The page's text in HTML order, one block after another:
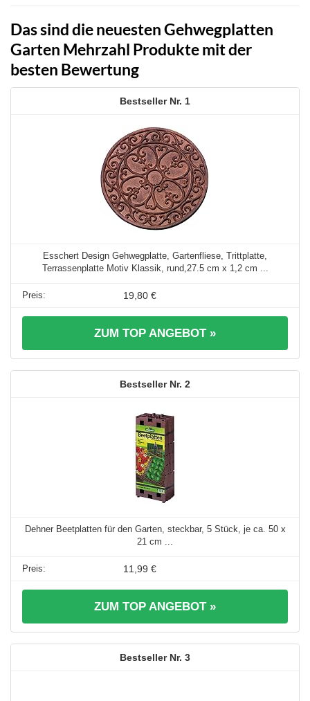
Das sind die neuesten Gehwegplatten
Garten Mehrzahl Produkte mit der
besten Bewertung
1
Esschert Design Gehwegplatte, Gartenfliese, Trittplatte,
Terrassenplatte Motiv Klassik, rund,27.5 cm x 1,2 cm ...
19,80 €
ZUM TOP ANGEBOT »
2
Dehner Beetplatten für den Garten, steckbar, 5 Stück, je ca. 50 x
21 cm ...
11,99 €
ZUM TOP ANGEBOT »
3